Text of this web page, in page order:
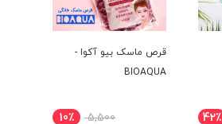
42٪
قرص ماسک بیو آکوا -
BIOAQUA
5,500 10٪